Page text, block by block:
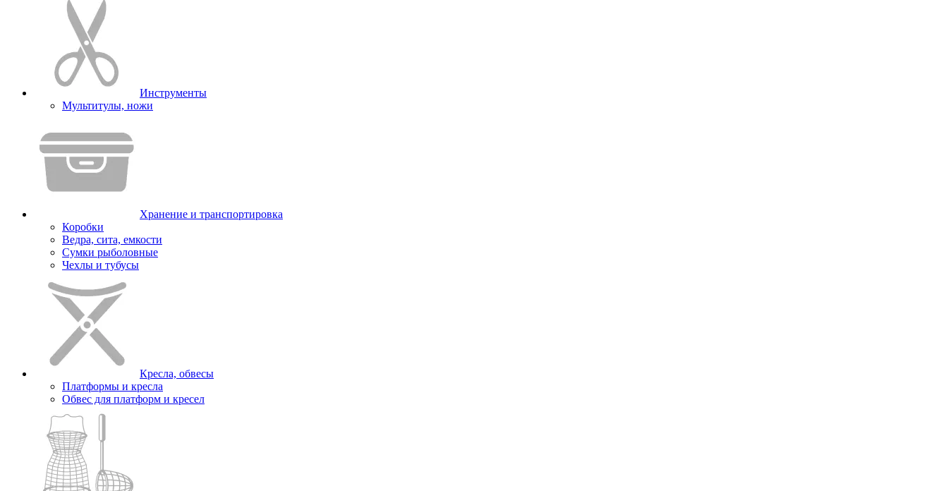
Инструменты
Мультитулы, ножи
Хранение и транспортировка
Коробки
Ведра, сита, емкости
Сумки рыболовные
Чехлы и тубусы
Кресла, обвесы
Платформы и кресла
Обвес для платформ и кресел